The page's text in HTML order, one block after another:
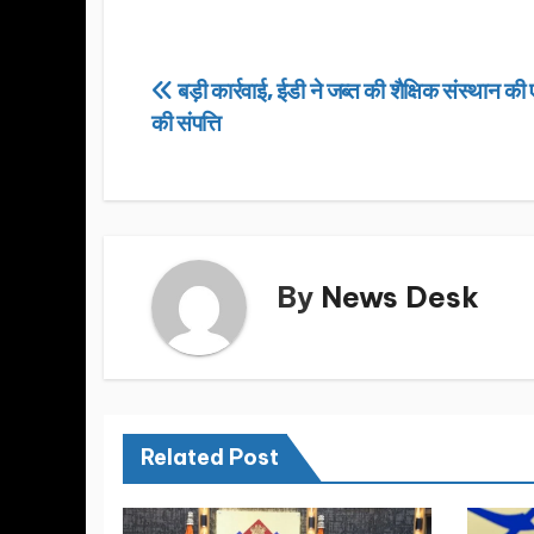
e
b
o
o
d
n
e
Post
navigation
बड़ी कार्रवाई, ईडी ने जब्त की शैक्षिक संस्थान
की संपत्ति
By News Desk
Related Post